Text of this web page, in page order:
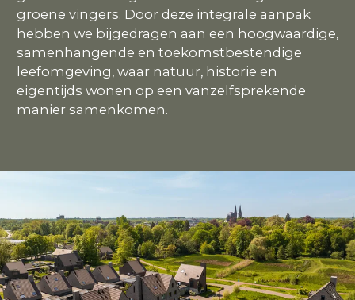
groene vingers. Door deze integrale aanpak
hebben we bijgedragen aan een hoogwaardige,
samenhangende en toekomstbestendige
leefomgeving, waar natuur, historie en
eigentijds wonen op een vanzelfsprekende
manier samenkomen.